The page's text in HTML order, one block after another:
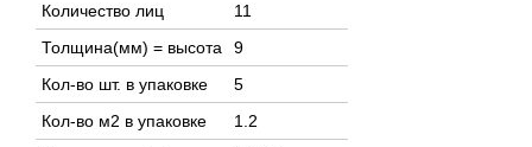
Количество лиц
11
Толщина(мм) = высота
9
Кол-во шт. в упаковке
5
Кол-во м2 в упаковке
1.2